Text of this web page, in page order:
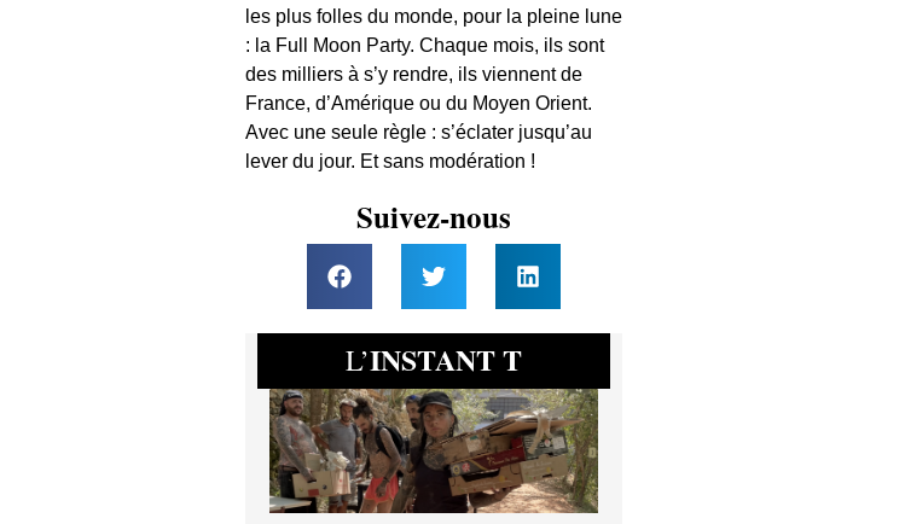
les plus folles du monde, pour la pleine lune
: la Full Moon Party. Chaque mois, ils sont
des milliers à s’y rendre, ils viennent de
France, d’Amérique ou du Moyen Orient.
Avec une seule règle : s’éclater jusqu’au
lever du jour. Et sans modération !
Suivez-nous
L’INSTANT T